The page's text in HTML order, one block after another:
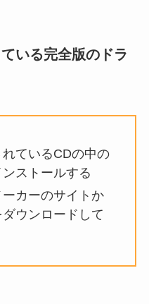
いる完全版のドラ
ているCDの中の
ストールする
カーのサイトか
ウンロードして